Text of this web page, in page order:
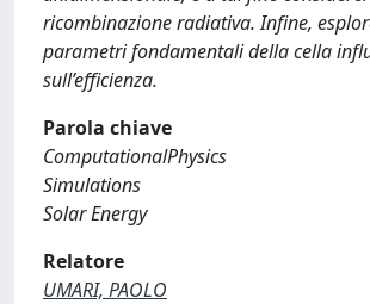
ricombinazione radiativa. Infine,
parametri fondamentali della cella
sull’efficienza.
Parola chiave
ComputationalPhysics
Simulations
Solar Energy
Relatore
UMARI, PAOLO